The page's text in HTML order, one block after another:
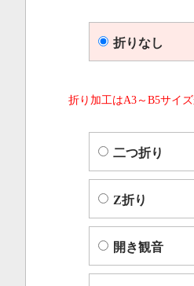
折りなし
折り加工はA3～B5サイ
二つ折り
Z折り
開き観音